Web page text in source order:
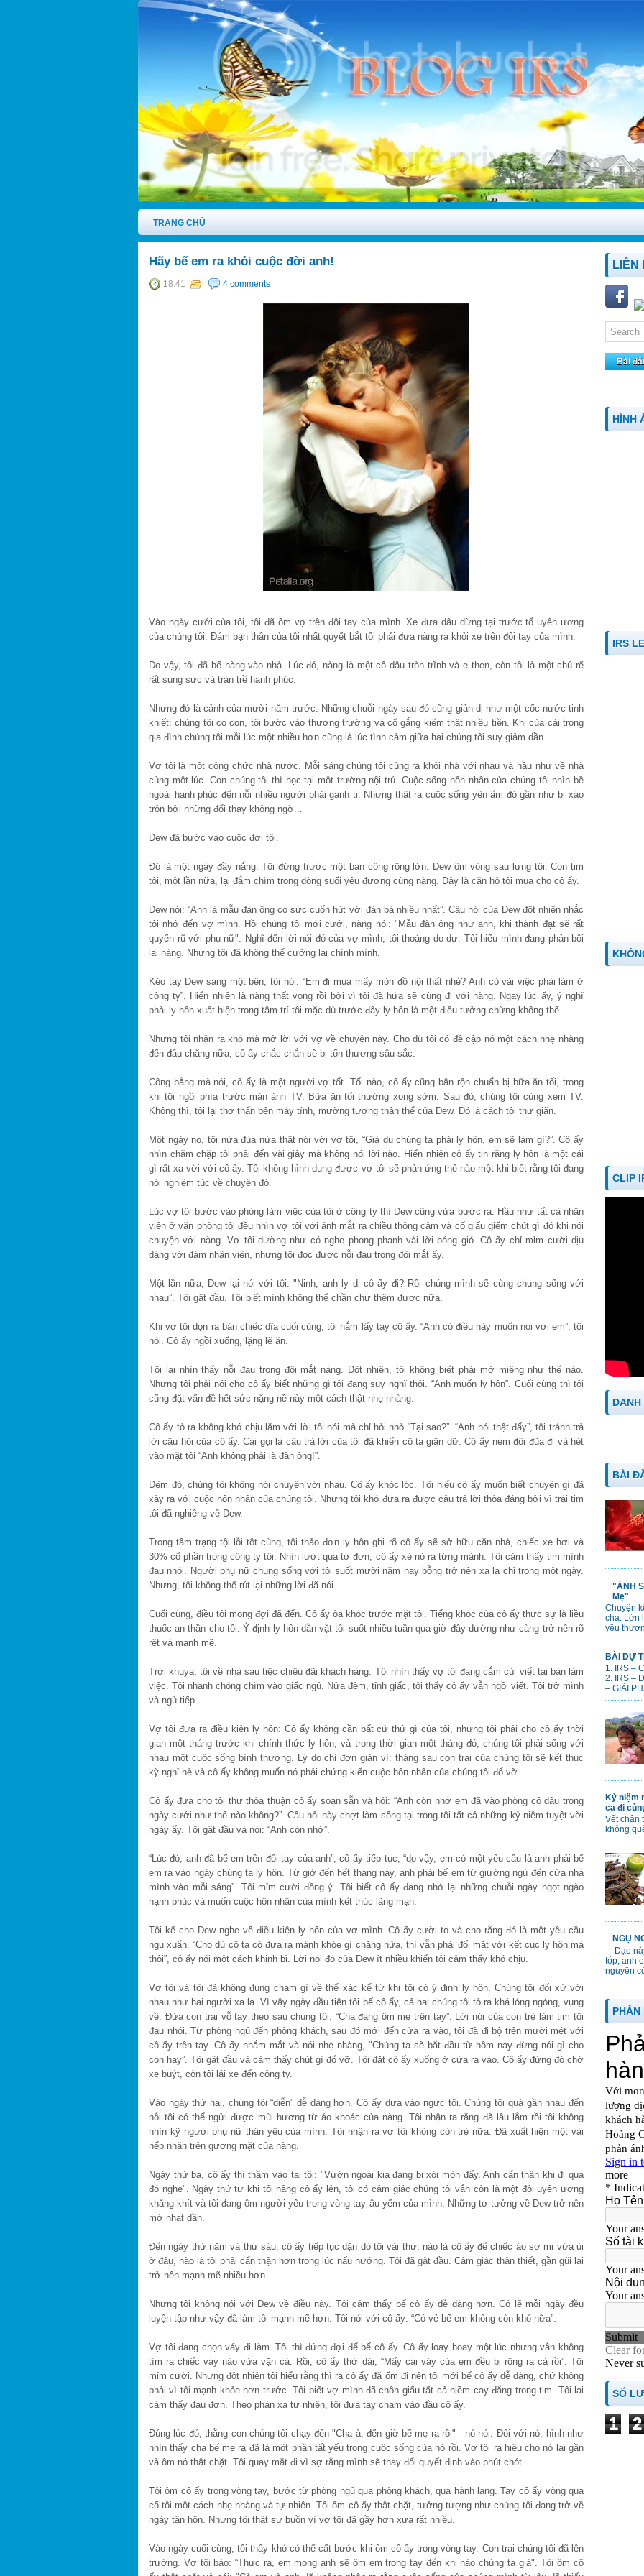
TRANG CHỦ
Hãy bế em ra khỏi cuộc đời anh!
18:41 4 comments
Vào ngày cưới của tôi, tôi đã ôm vợ trên đôi tay của mình. Xe đưa dâu dừng tại trước tổ uyên ương
của chúng tôi. Đám bạn thân của tôi nhất quyết bắt tôi phải đưa nàng ra khỏi xe trên đôi tay của mình.
Do vậy, tôi đã bế nàng vào nhà. Lúc đó, nàng là một cô dâu tròn trĩnh và e thẹn, còn tôi là một chú rể
rất sung sức và tràn trề hạnh phúc.
Nhưng đó là cảnh của mười năm trước. Những chuỗi ngày sau đó cũng giản dị như một cốc nước tinh
khiết: chúng tôi có con, tôi bước vào thương trường và cố gắng kiếm thật nhiều tiền. Khi của cải trong
gia đình chúng tôi mỗi lúc một nhiều hơn cũng là lúc tình cảm giữa hai chúng tôi suy giảm dần.
Vợ tôi là một công chức nhà nước. Mỗi sáng chúng tôi cùng ra khỏi nhà với nhau và hầu như về nhà
cùng một lúc. Con chúng tôi thì học tại một trường nội trú. Cuộc sống hôn nhân của chúng tôi nhìn bề
ngoài hạnh phúc đến nỗi nhiều người phải ganh tị. Nhưng thật ra cuộc sống yên ấm đó gần như bị xáo
trộn bởi những đổi thay không ngờ...
Dew đã bước vào cuộc đời tôi.
Đó là một ngày đầy nắng. Tôi đứng trước một ban công rộng lớn. Dew ôm vòng sau lưng tôi. Con tim
tôi, một lần nữa, lại đắm chìm trong dòng suối yêu đương cùng nàng. Đây là căn hộ tôi mua cho cô ấy.
Dew nói: “Anh là mẫu đàn ông có sức cuốn hút với đàn bà nhiều nhất”. Câu nói của Dew đột nhiên nhắc
tôi nhớ đến vợ mình. Hồi chúng tôi mới cưới, nàng nói: "Mẫu đàn ông như anh, khi thành đạt sẽ rất
quyến rũ với phụ nữ". Nghĩ đến lời nói đó của vợ mình, tôi thoáng do dự. Tôi hiểu mình đang phản bội
lại nàng. Nhưng tôi đã không thể cưỡng lại chính mình.
Kéo tay Dew sang một bên, tôi nói: “Em đi mua mấy món đồ nội thất nhé? Anh có vài việc phải làm ở
công ty”. Hiển nhiên là nàng thất vọng rồi bởi vì tôi đã hứa sẽ cùng đi với nàng. Ngay lúc ấy, ý nghĩ
phải ly hôn xuất hiện trong tâm trí tôi mặc dù trước đây ly hôn là một điều tưởng chừng không thể.
Nhưng tôi nhận ra khó mà mở lời với vợ về chuyện này. Cho dù tôi có đề cập nó một cách nhẹ nhàng
đến đâu chăng nữa, cô ấy chắc chắn sẽ bị tổn thương sâu sắc.
Công bằng mà nói, cô ấy là một người vợ tốt. Tối nào, cô ấy cũng bận rộn chuẩn bị bữa ăn tối, trong
khi tôi ngồi phía trước màn ảnh TV. Bữa ăn tối thường xong sớm. Sau đó, chúng tôi cùng xem TV.
Không thì, tôi lại thơ thẩn bên máy tính, mường tượng thân thể của Dew. Đó là cách tôi thư giãn.
Một ngày nọ, tôi nửa đùa nửa thật nói với vợ tôi, “Giả dụ chúng ta phải ly hôn, em sẽ làm gì?”. Cô ấy
nhìn chằm chặp tôi phải đến vài giây mà không nói lời nào. Hiển nhiên cô ấy tin rằng ly hôn là một cái
gì rất xa vời với cô ấy. Tôi không hình dung được vợ tôi sẽ phản ứng thế nào một khi biết rằng tôi đang
nói nghiêm túc về chuyện đó.
Lúc vợ tôi bước vào phòng làm việc của tôi ở công ty thì Dew cũng vừa bước ra. Hầu như tất cả nhân
viên ở văn phòng tôi đều nhìn vợ tôi với ánh mắt ra chiều thông cảm và cố giấu giếm chút gì đó khi nói
chuyện với nàng. Vợ tôi dường như có nghe phong phanh vài lời bóng gió. Cô ấy chỉ mỉm cười dịu
dàng với đám nhân viên, nhưng tôi đọc được nỗi đau trong đôi mắt ấy.
Một lần nữa, Dew lại nói với tôi: "Ninh, anh ly dị cô ấy đi? Rồi chúng mình sẽ cùng chung sống với
nhau”. Tôi gật đầu. Tôi biết mình không thể chần chừ thêm được nữa.
Khi vợ tôi dọn ra bàn chiếc dĩa cuối cùng, tôi nắm lấy tay cô ấy. “Anh có điều này muốn nói với em”, tôi
nói. Cô ấy ngồi xuống, lặng lẽ ăn.
Tôi lại nhìn thấy nỗi đau trong đôi mắt nàng. Đột nhiên, tôi không biết phải mở miệng như thế nào.
Nhưng tôi phải nói cho cô ấy biết những gì tôi đang suy nghĩ thôi. “Anh muốn ly hôn”. Cuối cùng thì tôi
cũng đặt vấn đề hết sức nặng nề này một cách thật nhẹ nhàng.
Cô ấy tỏ ra không khó chịu lắm với lời tôi nói mà chỉ hỏi nhỏ “Tại sao?”. “Anh nói thật đấy”, tôi tránh trả
lời câu hỏi của cô ấy. Cái gọi là câu trả lời của tôi đã khiến cô ta giận dữ. Cô ấy ném đôi đũa đi và hét
vào mặt tôi “Anh không phải là đàn ông!”.
Đêm đó, chúng tôi không nói chuyện với nhau. Cô ấy khóc lóc. Tôi hiểu cô ấy muốn biết chuyện gì đã
xảy ra với cuộc hôn nhân của chúng tôi. Nhưng tôi khó đưa ra được câu trả lời thỏa đáng bởi vì trái tim
tôi đã nghiêng về Dew.
Trong tâm trạng tội lỗi tột cùng, tôi thảo đơn ly hôn ghi rõ cô ấy sẽ sở hữu căn nhà, chiếc xe hơi và
30% cổ phần trong công ty tôi. Nhìn lướt qua tờ đơn, cô ấy xé nó ra từng mảnh. Tôi cảm thấy tim mình
đau nhói. Người phụ nữ chung sống với tôi suốt mười năm nay bỗng trở nên xa lạ chỉ trong một ngày.
Nhưng, tôi không thể rút lại những lời đã nói.
Cuối cùng, điều tôi mong đợi đã đến. Cô ấy òa khóc trước mặt tôi. Tiếng khóc của cô ấy thực sự là liều
thuốc an thần cho tôi. Ý định ly hôn dằn vặt tôi suốt nhiều tuần qua giờ đây dường như càng trở nên rõ
rệt và mạnh mẽ.
Trời khuya, tôi về nhà sau tiệc chiêu đãi khách hàng. Tôi nhìn thấy vợ tôi đang cắm cúi viết tại bàn làm
việc. Tôi nhanh chóng chìm vào giấc ngủ. Nửa đêm, tỉnh giấc, tôi thấy cô ấy vẫn ngồi viết. Tôi trở mình
và ngủ tiếp.
Vợ tôi đưa ra điều kiện ly hôn: Cô ấy không cần bất cứ thứ gì của tôi, nhưng tôi phải cho cô ấy thời
gian một tháng trước khi chính thức ly hôn; và trong thời gian một tháng đó, chúng tôi phải sống với
nhau một cuộc sống bình thường. Lý do chỉ đơn giản vì: tháng sau con trai của chúng tôi sẽ kết thúc
kỳ nghỉ hè và cô ấy không muốn nó phải chứng kiến cuộc hôn nhân của chúng tôi đổ vỡ.
Cô ấy đưa cho tôi thư thỏa thuận cô ấy soạn sẵn và hỏi: “Anh còn nhớ em đã vào phòng cô dâu trong
ngày cưới như thế nào không?”. Câu hỏi này chợt làm sống tại trong tôi tất cả những kỷ niệm tuyệt vời
ngày ấy. Tôi gật đầu và nói: “Anh còn nhớ”.
“Lúc đó, anh đã bế em trên đôi tay của anh”, cô ấy tiếp tục, “do vậy, em có một yêu cầu là anh phải bế
em ra vào ngày chúng ta ly hôn. Từ giờ đến hết tháng này, anh phải bế em từ giường ngủ đến cửa nhà
mình vào mỗi sáng”. Tôi mỉm cười đồng ý. Tôi biết cô ấy đang nhớ lại những chuỗi ngày ngọt ngào
hạnh phúc và muốn cuộc hôn nhân của mình kết thúc lãng mạn.
Tôi kể cho Dew nghe về điều kiện ly hôn của vợ mình. Cô ấy cười to và cho rằng đó là một yêu cầu
ngu xuẩn. “Cho dù cô ta có đưa ra mánh khóe gì chăng nữa, thì vẫn phải đối mặt với kết cục ly hôn mà
thôi”, cô ấy nói một cách khinh bỉ. Lời nói đó của Dew ít nhiều khiến tôi cảm thấy khó chịu.
Vợ tôi và tôi đã không đụng chạm gì về thể xác kể từ khi tôi có ý định ly hôn. Chúng tôi đối xử với
nhau như hai người xa lạ. Vì vậy ngày đầu tiên tôi bế cô ấy, cả hai chúng tôi tỏ ra khá lóng ngóng, vụng
về. Đứa con trai vỗ tay theo sau chúng tôi: “Cha đang ôm mẹ trên tay”. Lời nói của con trẻ làm tim tôi
đau nhói. Từ phòng ngủ đến phòng khách, sau đó mới đến cửa ra vào, tôi đã đi bộ trên mười mét với
cô ấy trên tay. Cô ấy nhắm mắt và nói nhẹ nhàng, "Chúng ta sẽ bắt đầu từ hôm nay đừng nói gì cho
con hay”. Tôi gật đầu và cảm thấy chút gì đổ vỡ. Tôi đặt cô ấy xuống ở cửa ra vào. Cô ấy đứng đó chờ
xe buýt, còn tôi lái xe đến công ty.
Vào ngày thứ hai, chúng tôi “diễn” dễ dàng hơn. Cô ấy dựa vào ngực tôi. Chúng tôi quá gần nhau đến
nỗi tôi có thể ngửi được mùi hương từ áo khoác của nàng. Tôi nhận ra rằng đã lâu lắm rồi tôi không
nhìn kỹ người phụ nữ thân yêu của mình. Tôi nhận ra vợ tôi không còn trẻ nữa. Đã xuất hiện một vài
nếp nhăn trên gương mặt của nàng.
Ngày thứ ba, cô ấy thì thầm vào tai tôi: "Vườn ngoài kia đang bị xói mòn đấy. Anh cẩn thận khi đi qua
đó nghe". Ngày thứ tư khi tôi nâng cô ấy lên, tôi có cảm giác chúng tôi vẫn còn là một đôi uyên ương
khăng khít và tôi đang ôm người yêu trong vòng tay âu yếm của mình. Những tơ tưởng về Dew trở nên
mờ nhạt dần.
Đến ngày thứ năm và thứ sáu, cô ấy tiếp tục dặn dò tôi vài thứ, nào là cô ấy để chiếc áo sơ mi vừa ủi
ở đâu, nào là tôi phải cẩn thận hơn trong lúc nấu nướng. Tôi đã gật đầu. Cảm giác thân thiết, gần gũi lại
trở nên mạnh mẽ nhiều hơn.
Nhưng tôi không nói với Dew về điều này. Tôi cảm thấy bế cô ấy dễ dàng hơn. Có lẽ mỗi ngày đều
luyện tập như vậy đã làm tôi mạnh mẽ hơn. Tôi nói với cô ấy: “Có vẻ bế em không còn khó nữa”.
Vợ tôi đang chọn váy đi làm. Tôi thì đứng đợi để bế cô ấy. Cô ấy loay hoay một lúc nhưng vẫn không
tìm ra chiếc váy nào vừa vặn cả. Rồi, cô ấy thở dài, “Mấy cái váy của em đều bị rộng ra cả rồi”. Tôi
mỉm cười. Nhưng đột nhiên tôi hiểu rằng thì ra cô ấy đã ốm đi nên tôi mới bế cô ấy dễ dàng, chứ không
phải vì tôi mạnh khỏe hơn trước. Tôi biết vợ mình đã chôn giấu tất cả niềm cay đắng trong tim. Tôi lại
cảm thấy đau đớn. Theo phản xạ tự nhiên, tôi đưa tay chạm vào đầu cô ấy.
Đúng lúc đó, thằng con chúng tôi chạy đến "Cha à, đến giờ bế mẹ ra rồi" - nó nói. Đối với nó, hình như
nhìn thấy cha bế mẹ ra đã là một phần tất yếu trong cuộc sống của nó rồi. Vợ tôi ra hiệu cho nó lại gần
và ôm nó thật chặt. Tôi quay mặt đi vì sợ rằng mình sẽ thay đổi quyết định vào phút chót.
Tôi ôm cô ấy trong vòng tay, bước từ phòng ngủ qua phòng khách, qua hành lang. Tay cô ấy vòng qua
cổ tôi một cách nhẹ nhàng và tự nhiên. Tôi ôm cô ấy thật chặt, tưởng tượng như chúng tôi đang trở về
ngày tân hôn. Nhưng tôi thật sự buồn vì vợ tôi đã gầy hơn xưa rất nhiều.
Vào ngày cuối cùng, tôi thấy khó có thể cất bước khi ôm cô ấy trong vòng tay. Con trai chúng tôi đã lên
trường. Vợ tôi bảo: “Thực ra, em mong anh sẽ ôm em trong tay đến khi nào chúng ta già". Tôi ôm cô
LIÊN
Bài
HÌNH
IRS
CLIP
DANH
BÀI
"ÁNH
Mẹ"
Chuyện
cha. Lớn
yêu
BÀI DỰ
1. IRS –
2. IRS –
– GIẢI
Kỷ niệm
ca đi
Vết chân
không
NGỤ
Dạo
tóp, anh
nguyên
PHẢN
SỐ
1 2